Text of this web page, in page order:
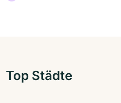
Top Städte